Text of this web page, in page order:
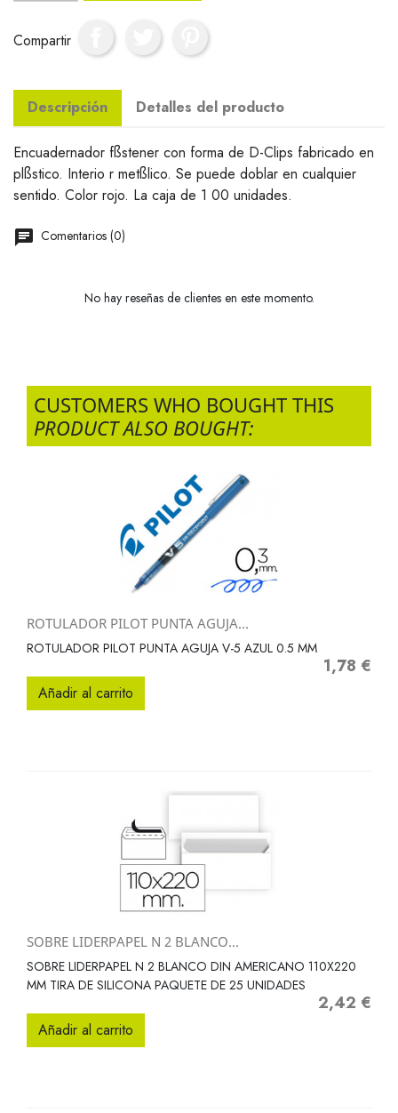
Compartir
Descripción Detalles del producto
Encuadernador fßstener con forma de D-Clips fabricado en
plßstico. Interio r metßlico. Se puede doblar en cualquier
sentido. Color rojo. La caja de 1 00 unidades.
Comentarios (0)
No hay reseñas de clientes en este momento.
CUSTOMERS WHO BOUGHT THIS
PRODUCT ALSO BOUGHT:
ROTULADOR PILOT PUNTA AGUJA...
ROTULADOR PILOT PUNTA AGUJA V-5 AZUL 0.5 MM
Precio
1,78 €
Añadir al carrito
SOBRE LIDERPAPEL N 2 BLANCO...
SOBRE LIDERPAPEL N 2 BLANCO DIN AMERICANO 110X220
MM TIRA DE SILICONA PAQUETE DE 25 UNIDADES
Precio
2,42 €
Añadir al carrito